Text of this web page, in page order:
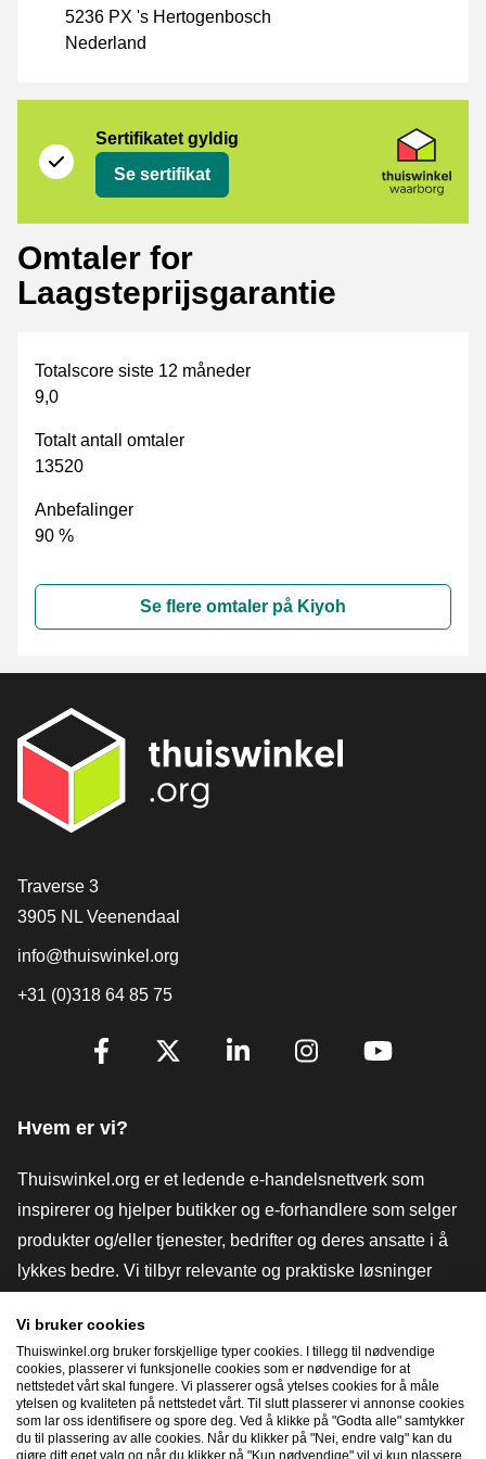
5236 PX 's Hertogenbosch
Nederland
Sertifikatet gyldig
Se sertifikat
Omtaler for
Laagsteprijsgarantie
Totalscore siste 12 måneder
9,0
Totalt antall omtaler
13520
Anbefalinger
90 %
Se flere omtaler på Kiyoh
[_General:Contact]
Traverse 3
3905 NL Veenendaal
info@thuiswinkel.org
+31 (0)318 64 85 75
[_General:SocialMediaTitle]
Hvem er vi?
Thuiswinkel.org er et ledende e-handelsnettverk som
inspirerer og hjelper butikker og e-forhandlere som selger
produkter og/eller tjenester, bedrifter og deres ansatte i å
lykkes bedre. Vi tilbyr relevante og praktiske løsninger
verktøy og råd, advokatvirksomhet, markedsundersøkelser,
og har vår egen utdanningsplattform, Thuiswinkel e-
Academy.
Vi bruker cookies
Thuiswinkel.org bruker forskjellige typer cookies. I tillegg til nødvendige
cookies, plasserer vi funksjonelle cookies som er nødvendige for at
nettstedet vårt skal fungere. Vi plasserer også ytelses cookies for å måle
ytelsen og kvaliteten på nettstedet vårt. Til slutt plasserer vi annonse cookies
som lar oss identifisere og spore deg. Ved å klikke på "Godta alle" samtykker
du til plassering av alle cookies. Når du klikker på "Nei, endre valg" kan du
gjøre ditt eget valg og når du klikker på "Kun nødvendige" vil vi kun plassere